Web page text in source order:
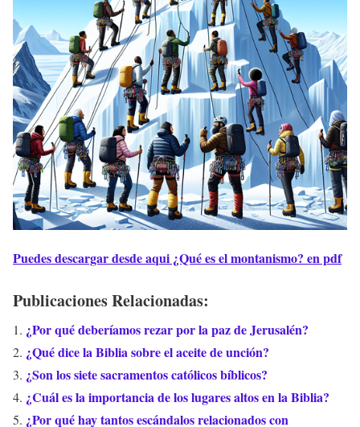
Puedes descargar desde aqui ¿Qué es el montanismo? en pdf
Publicaciones Relacionadas:
¿Por qué deberíamos rezar por la paz de Jerusalén?
¿Qué dice la Biblia sobre el aceite de unción?
¿Son los siete sacramentos católicos bíblicos?
¿Cuál es la importancia de los lugares altos en la Biblia?
¿Por qué hay tantos escándalos relacionados con